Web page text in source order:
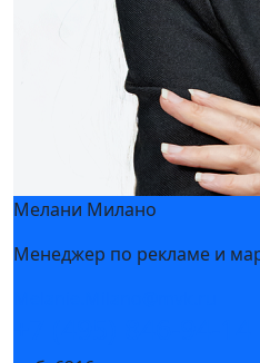
Как выбрать двигатель
предсказуемую экономику
11 февраля 2026